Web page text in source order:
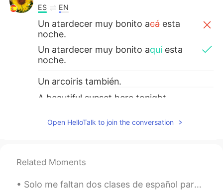
ES EN
Un atardecer muy bonito acáesta
noche.
Un atardecer muy bonito aquíesta
noche.
Un arcoiris también.
A beautiful sunset here tonight.
Desert rose 2020.12.02 10:59
Open HelloTalk to join the conversation
Related Moments
Solo me faltan dos clases de español para cumplir el reto que he estado haciendo estos tres meses...